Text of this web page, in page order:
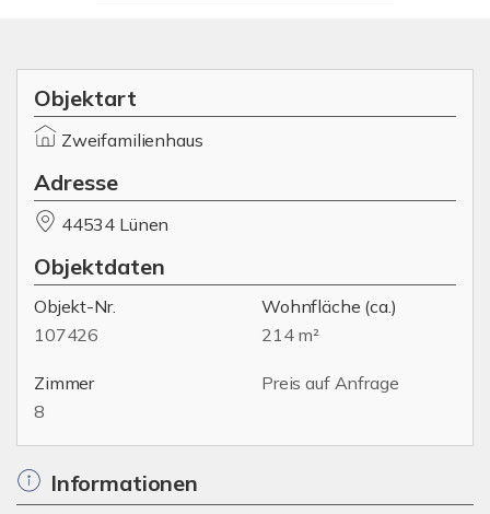
Objektart
Zweifamilienhaus
Adresse
44534 Lünen
Objektdaten
Objekt-Nr.
107426
Wohnfläche (ca.)
214 m²
Zimmer
8
Preis auf Anfrage
Informationen